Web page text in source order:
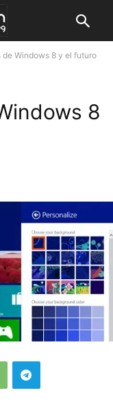
de Windows 8 y el futuro
8